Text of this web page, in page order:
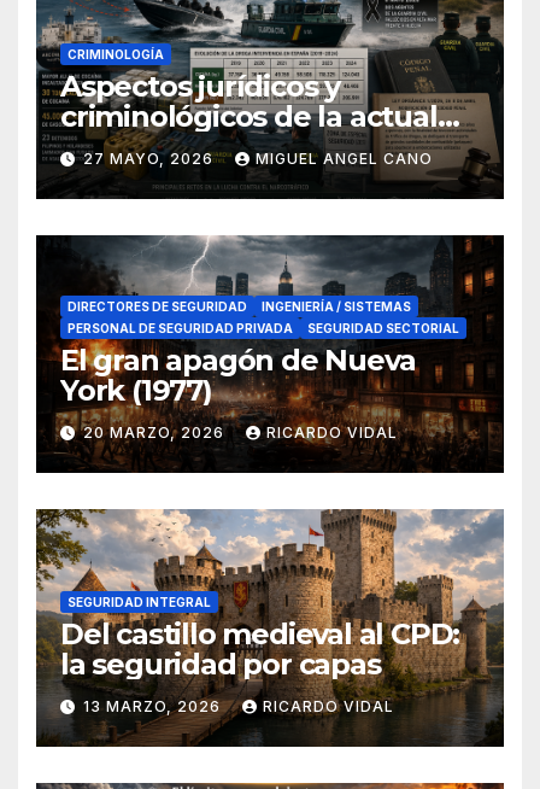
CRIMINOLOGÍA
Aspectos jurídicos y
criminológicos de la actual
lucha contra el narcotráfico
en el sur de España
27 MAYO, 2026 MIGUEL ANGEL CANO
DIRECTORES DE SEGURIDAD
INGENIERÍA / SISTEMAS
PERSONAL DE SEGURIDAD PRIVADA
SEGURIDAD SECTORIAL
El gran apagón de Nueva
York (1977)
20 MARZO, 2026 RICARDO VIDAL
SEGURIDAD INTEGRAL
Del castillo medieval al CPD:
la seguridad por capas
13 MARZO, 2026 RICARDO VIDAL